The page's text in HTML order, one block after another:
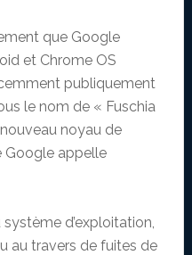
que Google
et Chrome OS
publiquement
le nom de « Fuschia
noyau de
Google appelle
d’exploitation,
au travers de fuites de